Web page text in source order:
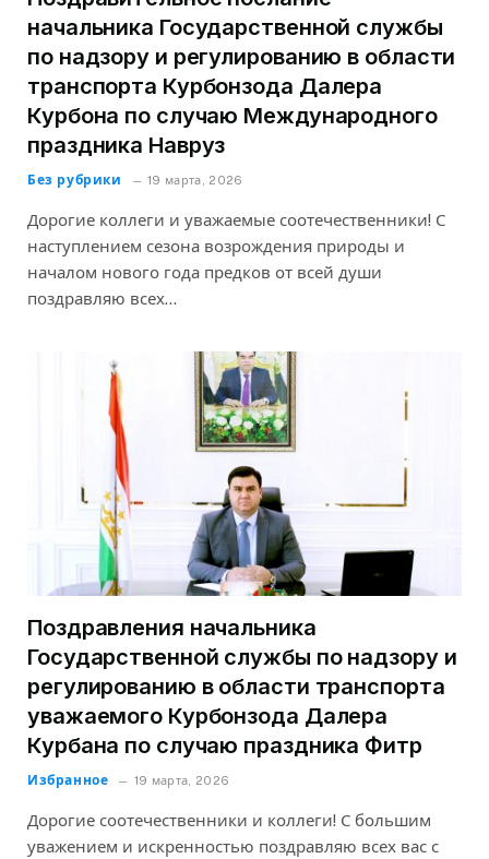
начальника Государственной службы
по надзору и регулированию в области
транспорта Курбонзода Далера
Курбона по случаю Международного
праздника Навруз
Без рубрики 19 марта, 2026
Дорогие коллеги и уважаемые соотечественники! С
наступлением сезона возрождения природы и
началом нового года предков от всей души
поздравляю всех…
Поздравления начальника
Государственной службы по надзору и
регулированию в области транспорта
уважаемого Курбонзода Далера
Курбана по случаю праздника Фитр
Избранное 19 марта, 2026
Дорогие соотечественники и коллеги! С большим
уважением и искренностью поздравляю всех вас с